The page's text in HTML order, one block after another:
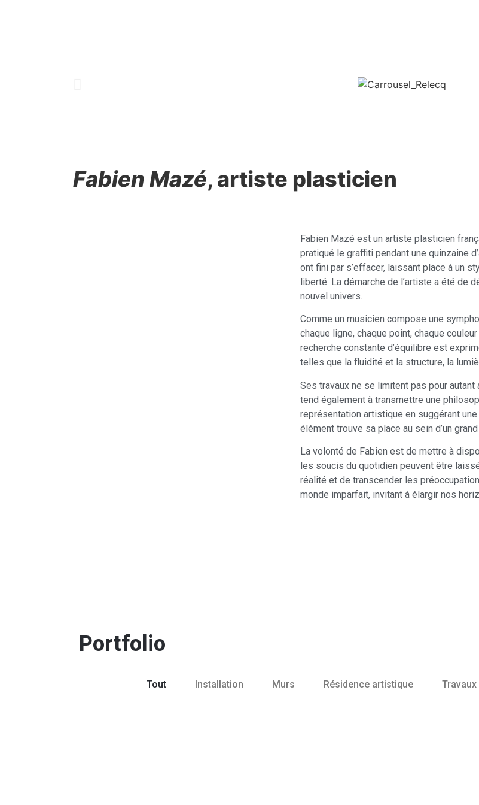
Fabien Mazé, artiste plasticien
Fabien Mazé est un artiste plasticien
pratiqué le graffiti pendant une quinzaine
ont fini par s’effacer, laissant place à un
liberté. La démarche de l’artiste a été de
nouvel univers.
Comme un musicien compose une
chaque ligne, chaque point, chaque
recherche constante d’équilibre est
telles que la fluidité et la structure, la
Ses travaux ne se limitent pas pour autant
tend également à transmettre une
représentation artistique en suggérant
élément trouve sa place au sein d’un
La volonté de Fabien est de mettre à
les soucis du quotidien peuvent être
réalité et de transcender les
monde imparfait, invitant à élargir nos
Portfolio
Tout Installation Murs Résidence artistique